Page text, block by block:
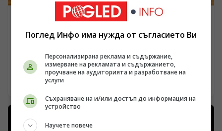
ПОГЛЕД КЪМ КИТАЙ
Изложба в Макао представя класически китайски
/Поглед.инфо/ В Музея на изкуствата в Макао бе
открита изложба с пейзажни картини от династиите
Мин и Цин, която представя художествените
26.04.2026 15:39
Поглед Инфо има нужда от съгласието Ви
Персонализирана реклама и съдържание,
измерване на рекламата и съдържанието,
проучване на аудиторията и разработване на
услуги
Съхраняване на и/или достъп до информация на
устройство
Научете повече